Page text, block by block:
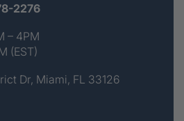
2276
– 4PM
(EST)
Dr, Miami, FL 33126